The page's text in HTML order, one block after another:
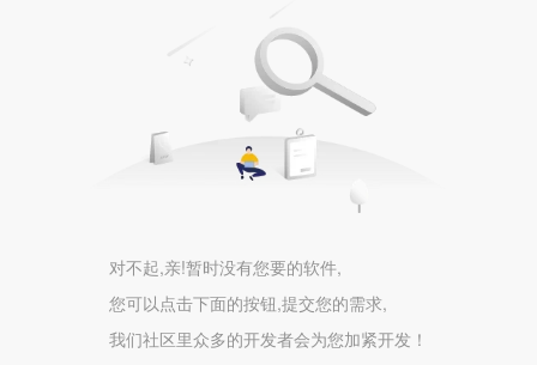
对不起,亲!暂时没有您要的软件,
您可以点击下面的按钮,提交您的需求,
我们社区里众多的开发者会为您加紧开发！